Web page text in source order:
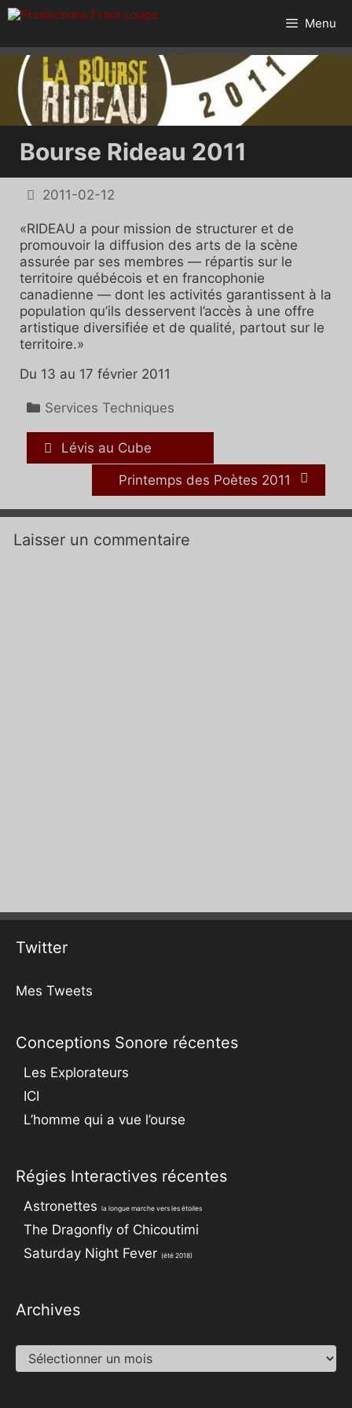
Aller
au
Menu
Bourse Rideau 2011
2011-02-12
«RIDEAU a pour mission de structurer et de
promouvoir la diffusion des arts de la scène
assurée par ses membres — répartis sur le
territoire québécois et en francophonie
canadienne — dont les activités garantissent à la
population qu’ils desservent l’accès à une offre
artistique diversifiée et de qualité, partout sur le
territoire.»
Du 13 au 17 février 2011
Catégories
Services Techniques
Lévis au Cube
Printemps des Poètes 2011
Laisser un commentaire
Twitter
Mes Tweets
Conceptions Sonore récentes
Les Explorateurs
ICI
L’homme qui a vue l’ourse
Régies Interactives récentes
Astronettes la longue marche vers les étoiles
The Dragonfly of Chicoutimi
Saturday Night Fever (été 2018)
Archives
Archives